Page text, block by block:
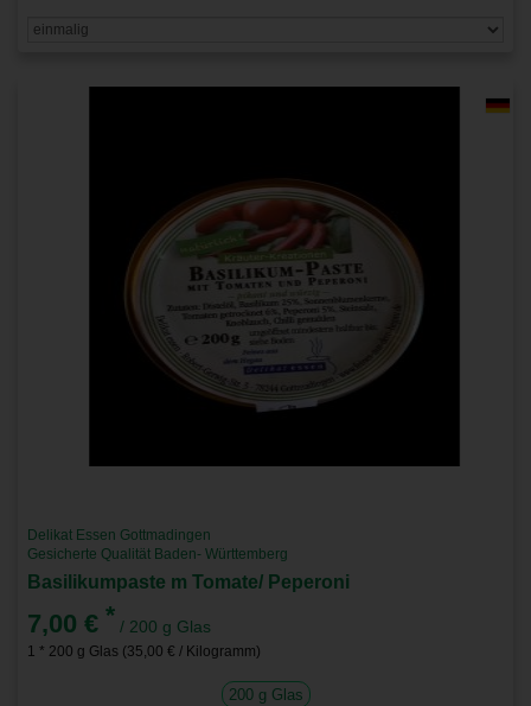
Delikat Essen Gottmadingen
Gesicherte Qualität Baden- Württemberg
Basilikumpaste m Tomate/ Peperoni
7,00 € * / 200 g Glas
1 * 200 g Glas (35,00 € / Kilogramm)
200 g Glas